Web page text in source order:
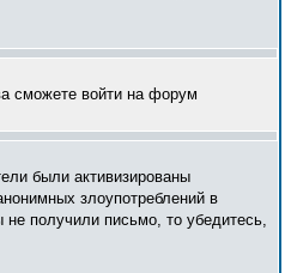
сможете войти на форум
были активизированы
злоупотреблений в
получили письмо, то убедитесь,